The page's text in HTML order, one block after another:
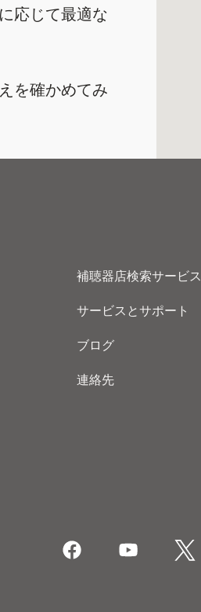
応じて最適な
を確かめてみ
補聴器店検索サービス
サービスとサポート
ブログ
連絡先